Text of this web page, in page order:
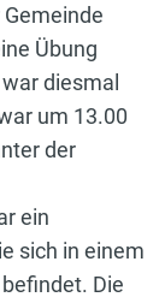
Übung
diesmal
um 13.00
der
ein
sich in einem
Die